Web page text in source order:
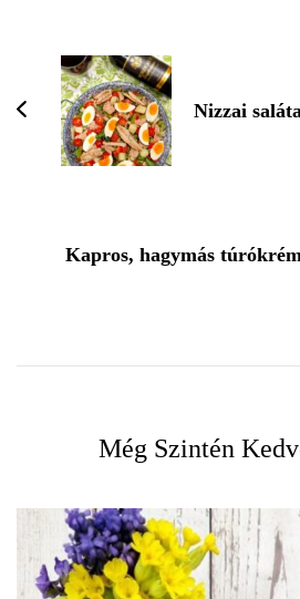
Nizzai saláta
Kapros, hagymás túrókrém
Még Szintén